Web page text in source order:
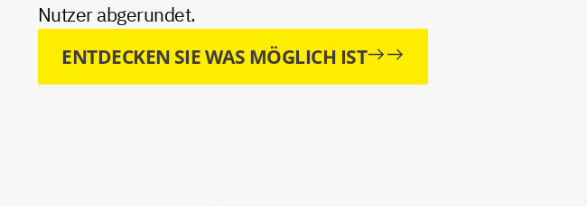
Nutzer abgerundet.
ENTDECKEN SIE WAS MÖGLICH IST